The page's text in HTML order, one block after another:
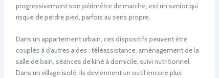
progressivement son périmètre de marche, est un senior qui
risque de perdre pied, parfois au sens propre.
Dans un appartement urbain, ces dispositifs peuvent être
couplés à d’autres aides : téléassistance, aménagement de la
salle de bain, séances de kiné à domicile, suivi nutritionnel.
Dans un village isolé, ils deviennent un outil encore plus